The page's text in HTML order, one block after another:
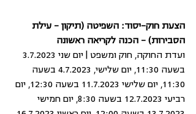
הצעת חוק-יסוד: השפיטה (תיקון - עילת
הסבירות) - הכנה לקריאה ראשונה
בשעה 11:30, יום שלישי, 4.7.2023 בשעה
11:30, יום שלישי 11.7.2023 בשעה 12:30, יום
רביעי 12.7.2023 בשעה 8:30, יום חמישי